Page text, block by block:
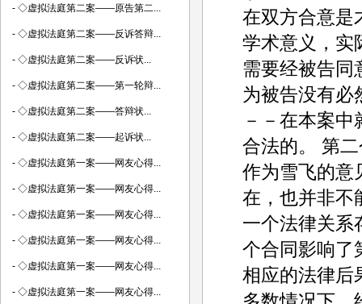
在双方合意是
学术意义，实
需要经被告同
为被告没有必
－－在本案
合法的。 第
作为雪飞的意
在，也并非不
一个法律关系
个合同影响了
相应的法律后
- ◇虚拟法庭第二案——原告第二...
- ◇虚拟法庭第二案——反诉答辩...
- ◇虚拟法庭第二案——反诉状...
- ◇虚拟法庭第二案——第一轮辩...
- ◇虚拟法庭第二案——答辩状...
- ◇虚拟法庭第二案——起诉状...
- ◇虚拟法庭第一案——网友心得...
- ◇虚拟法庭第一案——网友心得...
- ◇虚拟法庭第一案——网友心得...
- ◇虚拟法庭第一案——网友心得...
- ◇虚拟法庭第一案——网友心得...
- ◇虚拟法庭第一案——网友心得...